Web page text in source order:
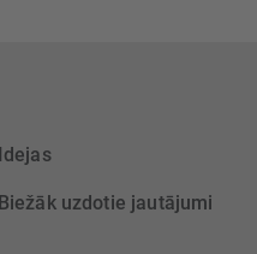
Idejas
Biežāk uzdotie jautājumi